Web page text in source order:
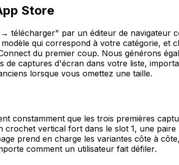
Store
par un éditeur de navigateur
qui correspond à votre catégorie, et
du premier coup. Nous générons
captures d'écran dans votre liste,
lorsque vous omettez une taille.
constamment que les trois premières
vertical fort dans le slot 1, une
prend en charge les variantes côte à
comment un utilisateur fait défiler.